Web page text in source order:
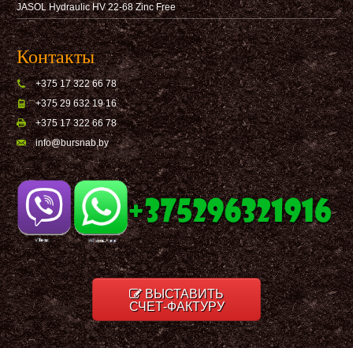
JASOL Hydraulic HV 22-68 Zinc Free
Контакты
+375 17 322 66 78
+375 29 632 19 16
+375 17 322 66 78
info@bursnab,by
ВЫСТАВИТЬ
СЧЕТ-ФАКТУРУ